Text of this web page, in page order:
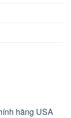
hãng USA